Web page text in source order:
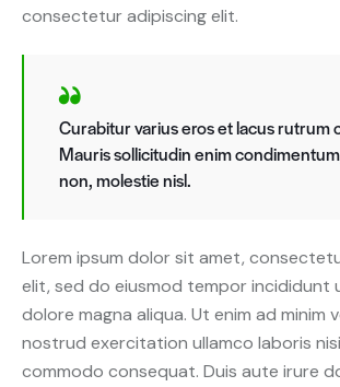
consectetur adipiscing elit.
Curabitur varius eros et lacus rutrum
Mauris sollicitudin enim
non, molestie nisl.
Lorem ipsum dolor sit amet,
elit, sed do eiusmod tempor incididunt
dolore magna aliqua. Ut enim ad minim
nostrud exercitation ullamco laboris
commodo consequat. Duis aute irure